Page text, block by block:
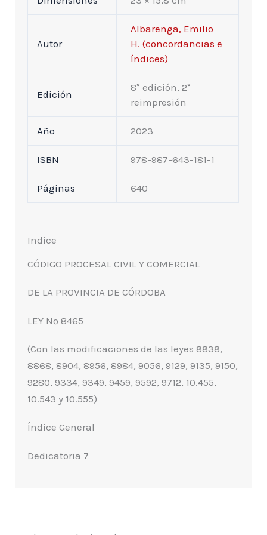
Autor
Albarenga, Emilio
H. (concordancias e
índices)
Edición
8° edición, 2°
reimpresión
Año 2023
ISBN 978-987-643-181-1
Páginas 640
Indice
CÓDIGO PROCESAL CIVIL Y COMERCIAL
DE LA PROVINCIA DE CÓRDOBA
LEY Nº 8465
(Con las modificaciones de las leyes 8838,
8868, 8904, 8956, 8984, 9056, 9129, 9135, 9150,
9280, 9334, 9349, 9459, 9592, 9712, 10.455,
10.543 y 10.555)
Índice General
Dedicatoria 7